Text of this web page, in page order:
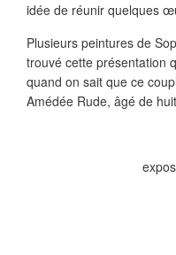
idée de réunir quelques
Plusieurs peintures de
trouvé cette présentation
quand on sait que ce
Amédée Rude, âgé de